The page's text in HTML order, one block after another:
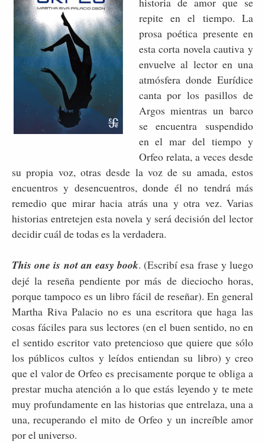
repite en el tiempo. La
prosa poética presente en
esta corta novela cautiva y
envuelve al lector en una
atmósfera donde Eurídice
canta por los pasillos de
Argos mientras un barco
se encuentra suspendido
en el mar del tiempo y
Orfeo relata, a veces desde
su propia voz, otras desde la voz de su amada, estos
encuentros y desencuentros, donde él no tendrá más
remedio que mirar hacia atrás una y otra vez. Varias
historias entretejen esta novela y será decisión del lector
decidir cuál de todas es la verdadera.
This one is not an easy book. (Escribí esa frase y luego
dejé la reseña pendiente por más de dieciocho horas,
porque tampoco es un libro fácil de reseñar). En general
Martha Riva Palacio no es una escritora que haga las
cosas fáciles para sus lectores (en el buen sentido, no en
el sentido escritor vato pretencioso que quiere que sólo
los públicos cultos y leídos entiendan su libro) y creo
que el valor de Orfeo es precisamente porque te obliga a
prestar mucha atención a lo que estás leyendo y te mete
muy profundamente en las historias que entrelaza, una a
una, recuperando el mito de Orfeo y un increíble amor
por el universo.